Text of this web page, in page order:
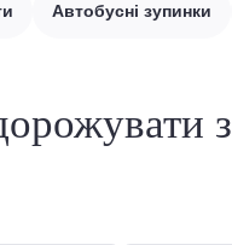
Автобусні зупинки
з